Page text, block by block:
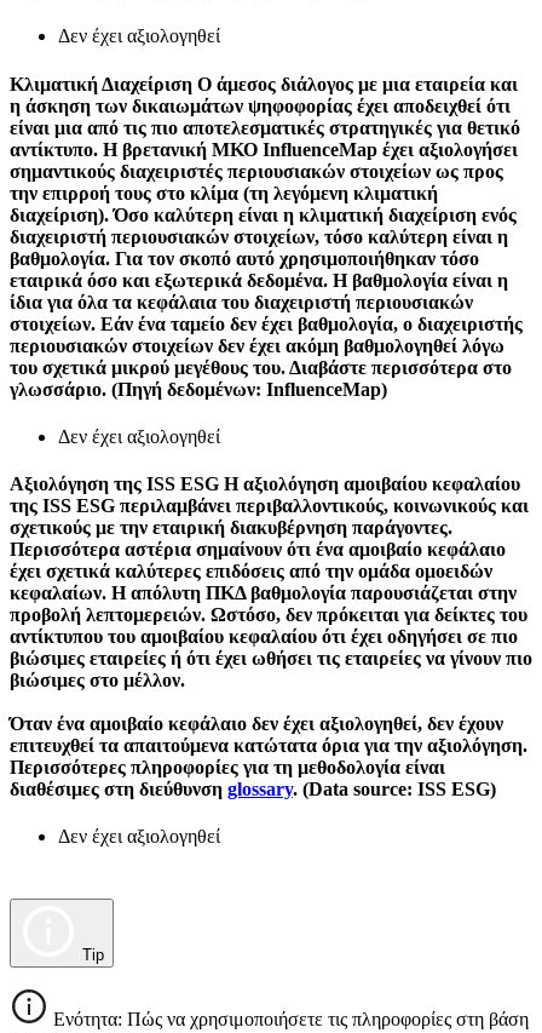
Δεν έχει αξιολογηθεί
Κλιματική Διαχείριση Ο άμεσος διάλογος με μια εταιρεία και
η άσκηση των δικαιωμάτων ψηφοφορίας έχει αποδειχθεί ότι
είναι μια από τις πιο αποτελεσματικές στρατηγικές για θετικό
αντίκτυπο. Η βρετανική ΜΚΟ InfluenceMap έχει αξιολογήσει
σημαντικούς διαχειριστές περιουσιακών στοιχείων ως προς
την επιρροή τους στο κλίμα (τη λεγόμενη κλιματική
διαχείριση). Όσο καλύτερη είναι η κλιματική διαχείριση ενός
διαχειριστή περιουσιακών στοιχείων, τόσο καλύτερη είναι η
βαθμολογία. Για τον σκοπό αυτό χρησιμοποιήθηκαν τόσο
εταιρικά όσο και εξωτερικά δεδομένα. Η βαθμολογία είναι η
ίδια για όλα τα κεφάλαια του διαχειριστή περιουσιακών
στοιχείων. Εάν ένα ταμείο δεν έχει βαθμολογία, ο διαχειριστής
περιουσιακών στοιχείων δεν έχει ακόμη βαθμολογηθεί λόγω
του σχετικά μικρού μεγέθους του. Διαβάστε περισσότερα στο
γλωσσάριο. (Πηγή δεδομένων: InfluenceMap)
Δεν έχει αξιολογηθεί
Αξιολόγηση της ISS ESG Η αξιολόγηση αμοιβαίου κεφαλαίου
της ISS ESG περιλαμβάνει περιβαλλοντικούς, κοινωνικούς και
σχετικούς με την εταιρική διακυβέρνηση παράγοντες.
Περισσότερα αστέρια σημαίνουν ότι ένα αμοιβαίο κεφάλαιο
έχει σχετικά καλύτερες επιδόσεις από την ομάδα ομοειδών
κεφαλαίων. Η απόλυτη ΠΚΔ βαθμολογία παρουσιάζεται στην
προβολή λεπτομερειών. Ωστόσο, δεν πρόκειται για δείκτες του
αντίκτυπου του αμοιβαίου κεφαλαίου ότι έχει οδηγήσει σε πιο
βιώσιμες εταιρείες ή ότι έχει ωθήσει τις εταιρείες να γίνουν πιο
βιώσιμες στο μέλλον.
Όταν ένα αμοιβαίο κεφάλαιο δεν έχει αξιολογηθεί, δεν έχουν
επιτευχθεί τα απαιτούμενα κατώτατα όρια για την αξιολόγηση.
Περισσότερες πληροφορίες για τη μεθοδολογία είναι
διαθέσιμες στη διεύθυνση glossary. (Data source: ISS ESG)
Δεν έχει αξιολογηθεί
Tip
Ενότητα: Πώς να χρησιμοποιήσετε τις πληροφορίες στη βάση